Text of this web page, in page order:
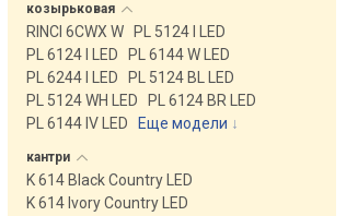
козырьковая
RINCI 6CWX W
PL 5124 I LED
PL 6124 I LED
PL 6144 W LED
PL 6244 I LED
PL 5124 BL LED
PL 5124 WH LED
PL 6124 BR LED
PL 6144 IV LED
Еще модели ↓
кантри
K 614 Black Country LED
K 614 Ivory Country LED